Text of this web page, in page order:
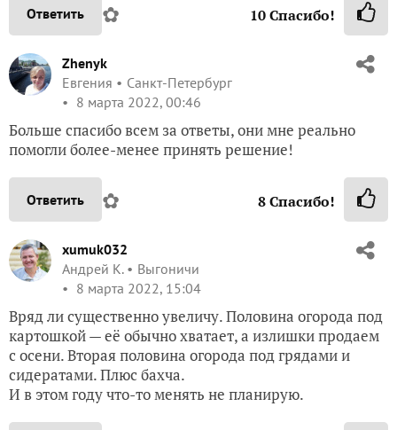
Ответить ✿ 10Спасибо!
Zhenyk
Евгения
Санкт-Петербург
8 марта 2022, 00:46
Больше спасибо всем за ответы, они мне реально
помогли более-менее принять решение!
Ответить ✿ 8Спасибо!
xumuk032
Андрей К.
Выгоничи
8 марта 2022, 15:04
Вряд ли существенно увеличу. Половина огорода под
картошкой — её обычно хватает, а излишки продаем
с осени. Вторая половина огорода под грядами и
сидератами. Плюс бахча.
И в этом году что-то менять не планирую.